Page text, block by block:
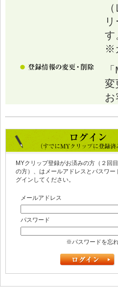
す
※
変
MYクリップ登録がお済みの方（２回
の方）、はメールアドレスとパスワー
グインしてください。
メールアドレス
パスワード
※パスワードを忘